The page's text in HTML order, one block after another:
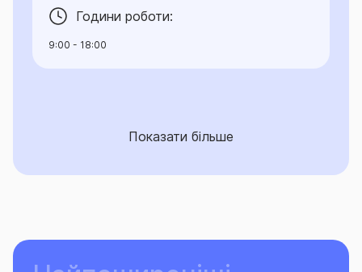
Години роботи:
9:00 - 18:00
Показати більше